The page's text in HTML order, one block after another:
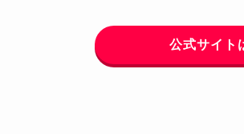
公式サイト